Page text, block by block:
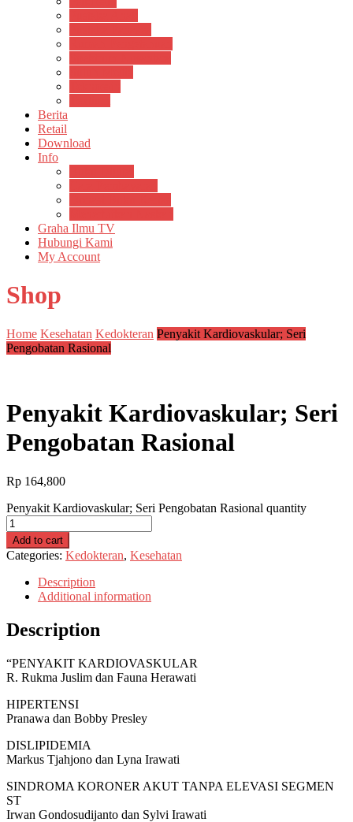
Berita
Retail
Download
Info
Graha Ilmu TV
Hubungi Kami
My Account
Shop
Home Kesehatan Kedokteran Penyakit Kardiovaskular; Seri
Pengobatan Rasional
Penyakit Kardiovaskular; Seri
Pengobatan Rasional
Rp 164,800
Penyakit Kardiovaskular; Seri Pengobatan Rasional quantity
Add to cart
Categories: Kedokteran, Kesehatan
Description
Additional information
Description
“PENYAKIT KARDIOVASKULAR
R. Rukma Juslim dan Fauna Herawati
HIPERTENSI
Pranawa dan Bobby Presley
DISLIPIDEMIA
Markus Tjahjono dan Lyna Irawati
SINDROMA KORONER AKUT TANPA ELEVASI SEGMEN
ST
Irwan Gondosudijanto dan Sylvi Irawati